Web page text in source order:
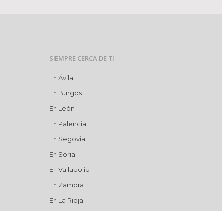
SIEMPRE CERCA DE TI
En Ávila
En Burgos
En León
En Palencia
En Segovia
En Soria
En Valladolid
En Zamora
En La Rioja